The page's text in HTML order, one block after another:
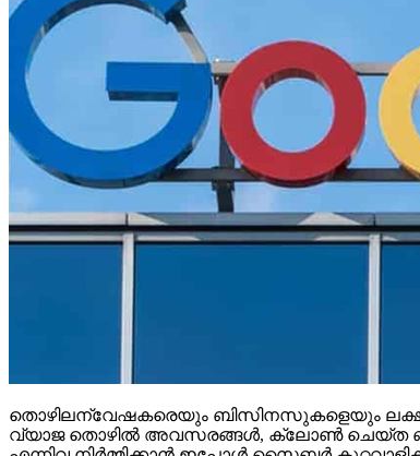
തൊഴിലന്വേഷകരെയും ബിസിനസുകളെയും
വ്യാജ തൊഴില്‍ അവസരങ്ങള്‍, ക്ലോണ്‍ ചെയ്ത